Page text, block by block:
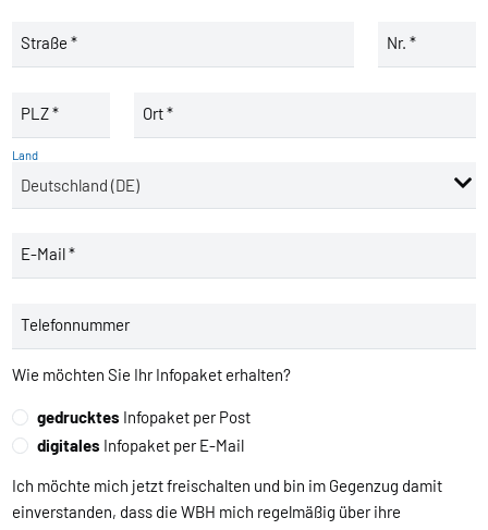
Straße * Nr. *
PLZ * Ort *
Land
E-Mail *
Telefonnummer
Wie möchten Sie Ihr Infopaket erhalten?
gedrucktes Infopaket per Post
digitales Infopaket per E-Mail
Ich möchte mich jetzt freischalten und bin im Gegenzug damit
einverstanden, dass die WBH mich regelmäßig über ihre